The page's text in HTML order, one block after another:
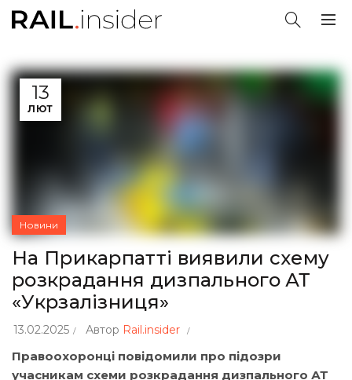
13
ЛЮТ
Новини
На Прикарпатті виявили схему
розкрадання дизпального АТ
«Укрзалізниця»
13.02.2025 Автор Rail.insider
Правоохоронці повідомили про підозри
учасникам схеми розкрадання дизпального АТ